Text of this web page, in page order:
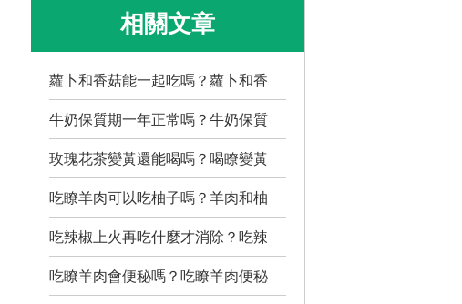
相關文章
蘿卜和香菇能一起吃嗎？蘿卜和香
牛奶保質期一年正常嗎？牛奶保質
玫瑰花茶變黃還能喝嗎？喝瞭變黃
吃瞭羊肉可以吃柚子嗎？羊肉和柚
吃辣椒上火再吃什麼才消除？吃辣
吃瞭羊肉會便秘嗎？吃瞭羊肉便秘